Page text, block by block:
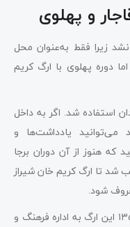
و پهلوی
زیرا فقط به‌عنوان محل
دوره پهلوی با ارگ کریم
استفاده شد. اگر به داخل
یادداشت‌ها و
که هنوز از آن دوران برجا
شد تا ارگ کریم خان شیراز
شود.
قبل از انقلاب جمهوری اسلامی در سال ۱۳۵۰ این ارگ به اداره فرهنگ و